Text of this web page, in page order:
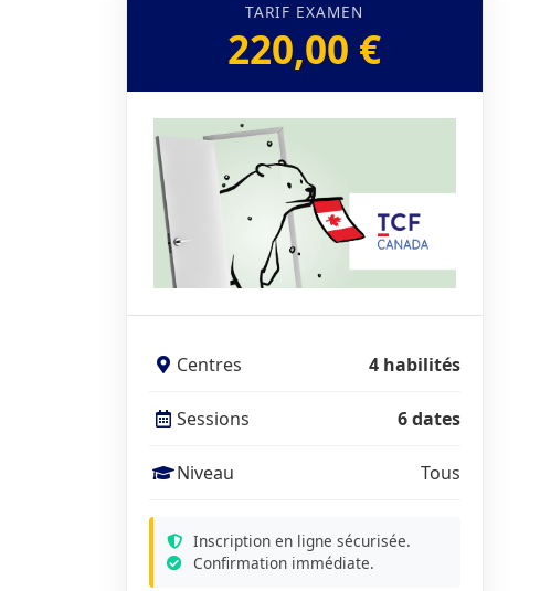
TARIF EXAMEN
220,00 €
Centres 4 habilités
Sessions 6 dates
Niveau Tous
Inscription en ligne sécurisée.
Confirmation immédiate.